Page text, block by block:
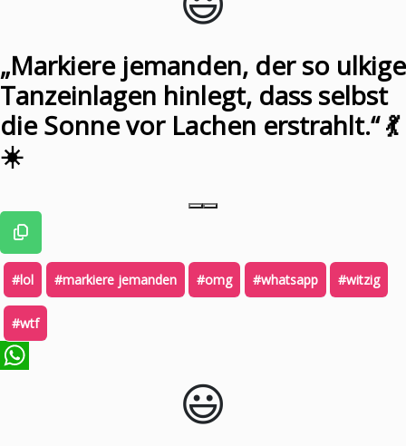
„Markiere jemanden, der so ulkige
Tanzeinlagen hinlegt, dass selbst
die Sonne vor Lachen erstrahlt.“ 💃
☀️
#lol #markiere jemanden #omg #whatsapp #witzig
#wtf
😃️